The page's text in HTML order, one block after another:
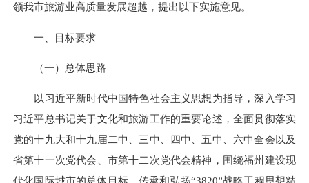
领我市旅游业高质量发展超越，提出以下实施意见。
一、目标要求
（一）总体思路
以习近平新时代中国特色社会主义思想为指导，深入学习
习近平总书记关于文化和旅游工作的重要论述，全面贯彻落实
党的十九大和十九届二中、三中、四中、五中、六中全会以及
省第十一次党代会、市第十二次党代会精神，围绕福州建设现